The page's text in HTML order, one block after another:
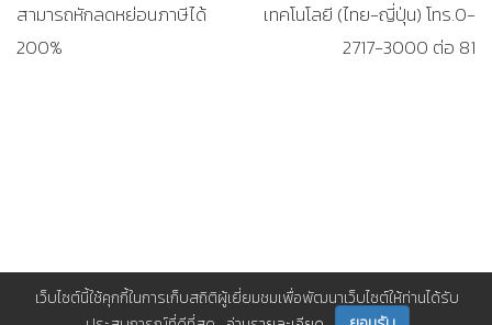
สามารถหักลดหย่อนภาษีได้
200%
เทคโนโลยี (ไทย-ญี่ปุ่น) โทร.0-
2717-3000 ต่อ 81
เว็บไซต์นี้ใช้คุกกี้ในการเก็บสถิติผู้เยี่ยมชมเพื่อพัฒนาเว็บไซต์ให้ท่านได้รับ